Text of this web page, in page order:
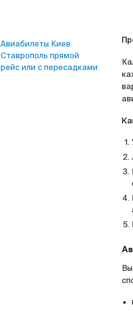
Авиабилеты Киев
Ставрополь прямой
рейс или с пересадками